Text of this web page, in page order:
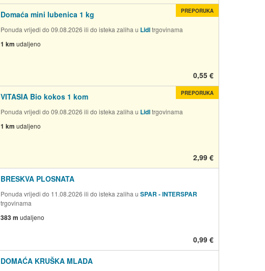
Domaća mini lubenica 1 kg
Ponuda vrijedi do 09.08.2026 ili do isteka zaliha u Lidltrgovinama
1 km udaljeno
0,55 €
PREPORUKA
VITASIA Bio kokos 1 kom
Ponuda vrijedi do 09.08.2026 ili do isteka zaliha u Lidltrgovinama
1 km udaljeno
2,99 €
PREPORUKA
BRESKVA PLOSNATA
Ponuda vrijedi do 11.08.2026 ili do isteka zaliha u SPAR - INTERSPAR
trgovinama
383 m udaljeno
0,99 €
DOMAĆA KRUŠKA MLADA